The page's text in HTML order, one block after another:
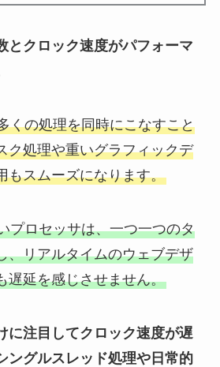
とクロック速度がパフォーマ
くの処理を同時にこなすこと
ク処理や重いグラフィックデ
もスムーズになります。
プロセッサは、一つ一つのタ
、リアルタイムのウェブデザ
遅延を感じさせません。
に注目してクロック速度が遅
ングルスレッド処理や日常的